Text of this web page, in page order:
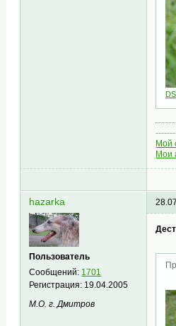
Мой
Мои
hazarka
Пользователь
Сообщений: 1701
Регистрация: 19.04.2005
М.О. г. Дмитров